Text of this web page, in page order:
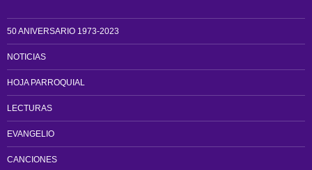
50 ANIVERSARIO 1973-2023
NOTICIAS
HOJA PARROQUIAL
LECTURAS
EVANGELIO
CANCIONES